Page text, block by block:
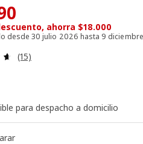
$ 11990
ahorra $18.000
desde 30 julio 2026 hasta 9
Evaluación: 4.6 de 5
(15)
para despacho a domicilio